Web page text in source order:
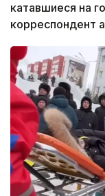
катавшиеся на
корреспондент